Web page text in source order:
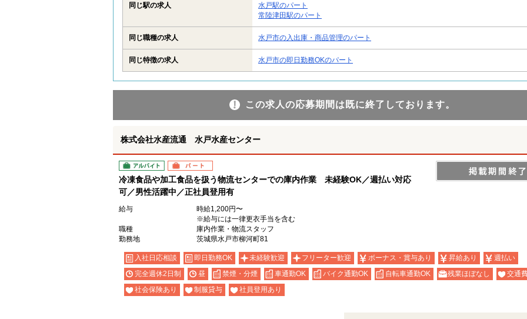
同じ駅の求人
水戸駅のパート
常陸津田駅のパート
同じ職種の求人 水戸市の入出庫・商品管理のパート
同じ特徴の求人 水戸市の即日勤務OKのパート
この求人の応募期間は既に終了しております。
株式会社水産流通 水戸水産センター
アルバイト パート
冷凍食品や加工食品を扱う物流センターでの庫内作業 未経験OK／週払い対応
可／男性活躍中／正社員登用有
給与
時給1,200円〜
※給与には一律更衣手当を含む
職種
庫内作業・物流スタッフ
勤務地
茨城県水戸市柳河町81
入社日応相談 即日勤務OK 未経験歓迎 フリーター歓迎 ボーナス・賞与あり 昇給あり
週払い
完全週休2日制
昼 禁煙・分煙 車通勤OK バイク通勤OK 自転車通勤OK 残業ほぼなし
交通
社会保険あり
制服貸与 社員登用あり